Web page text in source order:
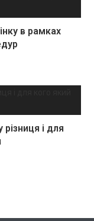
в рамках
і для